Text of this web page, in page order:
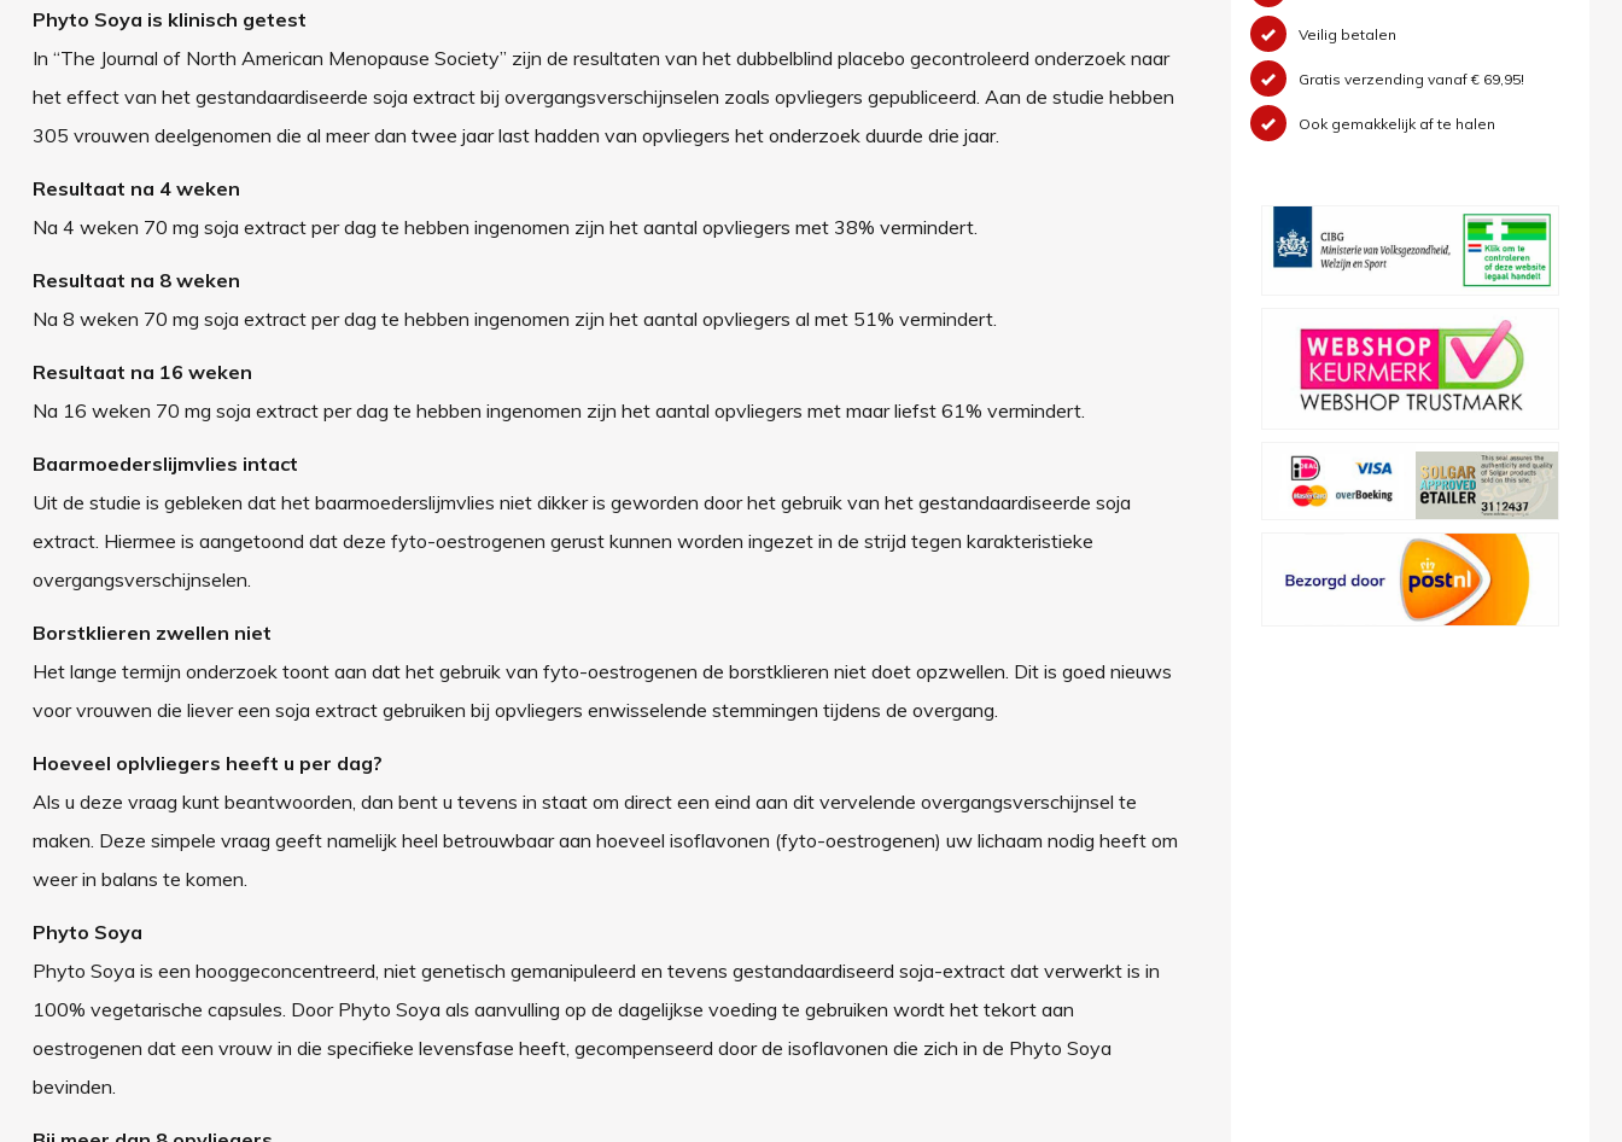
Phyto Soya is klinisch getest
In “The Journal of North American Menopause Society” zijn de resultaten van het dubbelblind placebo gecontroleerd onderzoek naar
het effect van het gestandaardiseerde soja extract bij overgangsverschijnselen zoals opvliegers gepubliceerd. Aan de studie hebben
305 vrouwen deelgenomen die al meer dan twee jaar last hadden van opvliegers het onderzoek duurde drie jaar.
Resultaat na 4 weken
Na 4 weken 70 mg soja extract per dag te hebben ingenomen zijn het aantal opvliegers met 38% vermindert.
Resultaat na 8 weken
Na 8 weken 70 mg soja extract per dag te hebben ingenomen zijn het aantal opvliegers al met 51% vermindert.
Resultaat na 16 weken
Na 16 weken 70 mg soja extract per dag te hebben ingenomen zijn het aantal opvliegers met maar liefst 61% vermindert.
Baarmoederslijmvlies intact
Uit de studie is gebleken dat het baarmoederslijmvlies niet dikker is geworden door het gebruik van het gestandaardiseerde soja
extract. Hiermee is aangetoond dat deze fyto-oestrogenen gerust kunnen worden ingezet in de strijd tegen karakteristieke
overgangsverschijnselen.
Borstklieren zwellen niet
Het lange termijn onderzoek toont aan dat het gebruik van fyto-oestrogenen de borstklieren niet doet opzwellen. Dit is goed nieuws
voor vrouwen die liever een soja extract gebruiken bij opvliegers enwisselende stemmingen tijdens de overgang.
Hoeveel oplvliegers heeft u per dag?
Als u deze vraag kunt beantwoorden, dan bent u tevens in staat om direct een eind aan dit vervelende overgangsverschijnsel te
maken. Deze simpele vraag geeft namelijk heel betrouwbaar aan hoeveel isoflavonen (fyto-oestrogenen) uw lichaam nodig heeft om
weer in balans te komen.
Phyto Soya
Phyto Soya is een hooggeconcentreerd, niet genetisch gemanipuleerd en tevens gestandaardiseerd soja-extract dat verwerkt is in
100% vegetarische capsules. Door Phyto Soya als aanvulling op de dagelijkse voeding te gebruiken wordt het tekort aan
oestrogenen dat een vrouw in die specifieke levensfase heeft, gecompenseerd door de isoflavonen die zich in de Phyto Soya
bevinden.
Veilig betalen
Gratis verzending vanaf € 69,95!
Ook gemakkelijk af te halen